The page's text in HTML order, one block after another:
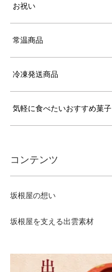
お祝い
常温商品
冷凍発送商品
気軽に食べたいおすすめ菓子
コンテンツ
坂根屋の想い
坂根屋を支える出雲素材